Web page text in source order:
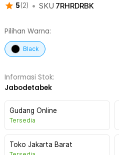
5(2) • SKU 7RHRDRBK
Pilihan Warna:
Black
Informasi Stok:
Jabodetabek
Gudang Online
Tersedia
Toko Jakarta Barat